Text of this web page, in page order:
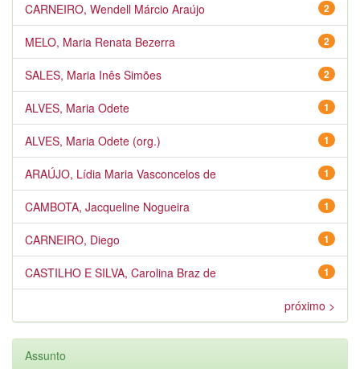
2
CARNEIRO, Wendell Márcio Araújo
2
MELO, Maria Renata Bezerra
2
SALES, Maria Inês Simões
1
ALVES, Maria Odete
1
ALVES, Maria Odete (org.)
1
ARAÚJO, Lídia Maria Vasconcelos de
1
CAMBOTA, Jacqueline Nogueira
1
CARNEIRO, Diego
1
CASTILHO E SILVA, Carolina Braz de
próximo >
Assunto